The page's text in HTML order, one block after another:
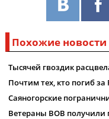
Похожие новости
Тысячей гвоздик
Почтим тех, кто погиб за
Саяногорские
Ветераны ВОВ получили